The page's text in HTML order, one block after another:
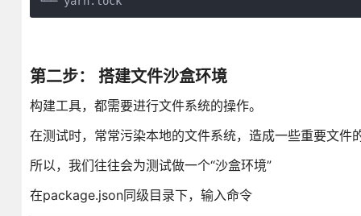
第二步： 搭建文件沙盒环境
构建工具，都需要进行文件系统的操作。
在测试时，常常污染本地的文件系统，造成一些重要文件
所以，我们往往会为测试做一个“沙盒环境”
在package.json同级目录下，输入命令